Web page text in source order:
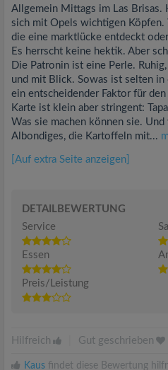
Allgemein Mittags im Las Brisas.
sich mit Opels wichtigen Köpfen.
die eine marktlücke entdeckt
Es herrscht keine hektik. Aber
Die Patronin ist eine Perle.
und mit Blick. Sowas ist selten
ein entscheidender Faktor für
Karte ist klein aber stringent:
Was sie machen können sie.
Albondiges, die Kartoffeln mit...
[Auf extra Seite anzeigen]
DETAILBEWERTUNG
Service
Essen
Preis/Leistung
Hilfreich Gut geschrieben
Kaus findet diese Bewertung